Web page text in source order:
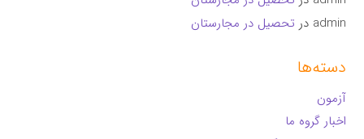
admin در تحصیل در مجارستان
دسته‌ها
آزمون
اخبار گروه ما